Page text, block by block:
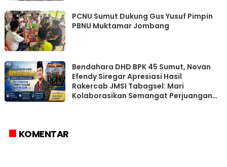
PCNU Sumut Dukung Gus Yusuf Pimpin
PBNU Muktamar Jombang
Bendahara DHD BPK 45 Sumut, Novan
Efendy Siregar Apresiasi Hasil
Rakercab JMSI Tabagsel: Mari
Kolaborasikan Semangat Perjuangan
KOMENTAR